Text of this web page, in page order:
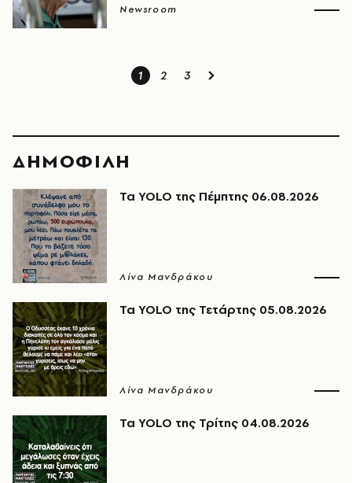
Newsroom
1 2 3
ΔΗΜΟΦΙΛΗ
Τα YOLO της Πέμπτης 06.08.2026
Λίνα Μανδράκου
Τα YOLO της Τετάρτης 05.08.2026
Λίνα Μανδράκου
Τα YOLO της Τρίτης 04.08.2026